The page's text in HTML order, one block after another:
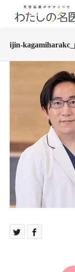
ijin-